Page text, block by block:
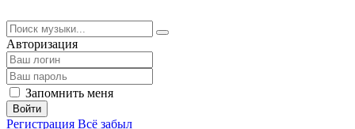
Авторизация
Запомнить меня
Войти
Регистрация Всё забыл